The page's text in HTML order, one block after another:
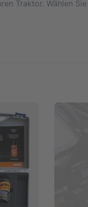
Traktor. Wählen